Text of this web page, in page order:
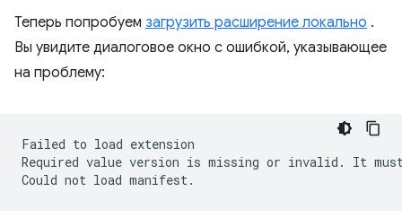
Теперь попробуем загрузить расширение локально .
Вы увидите диалоговое окно с ошибкой, указывающее
на проблему:
Failed to load extension
Required value version is missing or invalid. It
Could not load